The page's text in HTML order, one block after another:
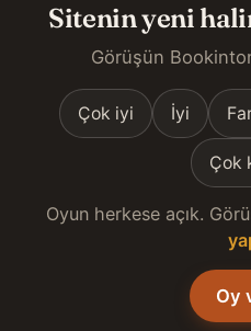
Sitenin yeni
Görüşün
Çok iyi İyi
Çok
Oyun herkese açık.
Oy